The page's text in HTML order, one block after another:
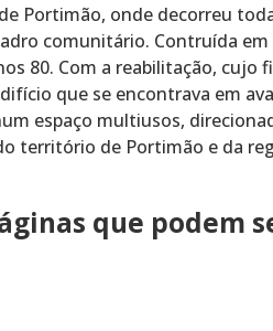
Portimão, onde decorreu
comunitário. Contruída
80. Com a reabilitação, cujo
que se encontrava em
espaço multiusos,
território de Portimão e da
que podem